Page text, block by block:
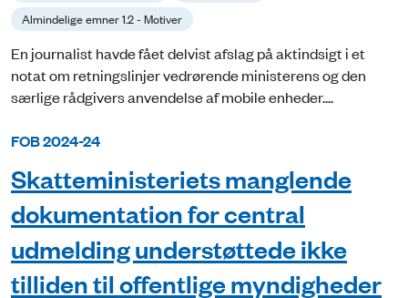
Almindelige emner 1.2 - Motiver
En journalist havde fået delvist afslag på aktindsigt i et
notat om retningslinjer vedrørende ministerens og den
særlige rådgivers anvendelse af mobile enheder....
FOB 2024-24
Skatteministeriets manglende
dokumentation for central
udmelding understøttede ikke
tilliden til offentlige myndigheder